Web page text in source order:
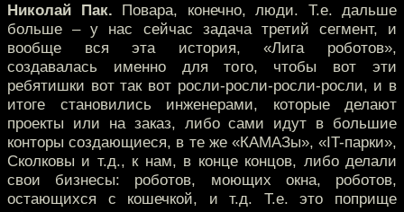
Николай Пак. Повара, конечно, люди. Т.е. дальше
больше – у нас сейчас задача третий сегмент, и
вообще вся эта история, «Лига роботов»,
создавалась именно для того, чтобы вот эти
ребятишки вот так вот росли-росли-росли-росли, и в
итоге становились инженерами, которые делают
проекты или на заказ, либо сами идут в большие
конторы создающиеся, в те же «КАМАЗы», «IT-парки»,
Сколковы и т.д., к нам, в конце концов, либо делали
свои бизнесы: роботов, моющих окна, роботов,
остающихся с кошечкой, и т.д. Т.е. это поприще